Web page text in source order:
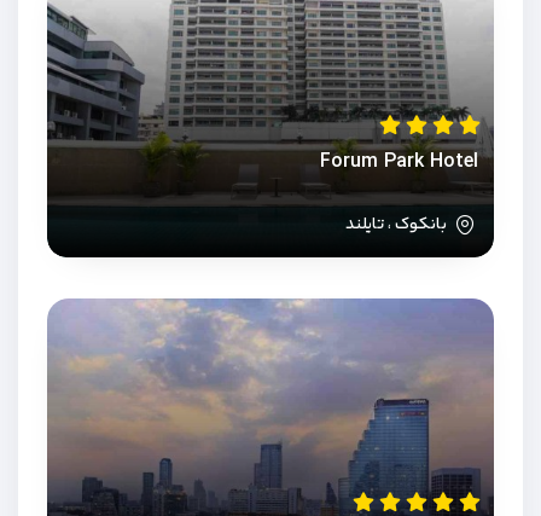
Forum Park Hotel
بانکوک ، تایلند